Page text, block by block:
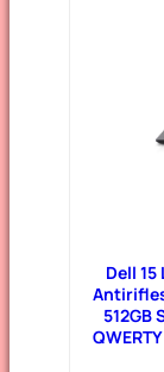
Dell 15
512GB